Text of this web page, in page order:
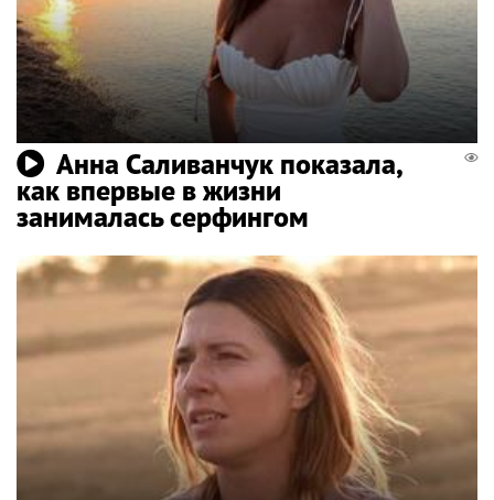
Анна Саливанчук показала,
как впервые в жизни
занималась серфингом